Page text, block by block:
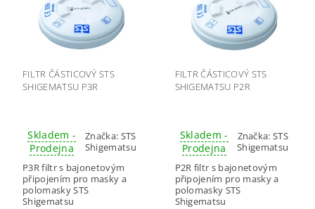
FILTR ČÁSTICOVÝ STS
SHIGEMATSU P3R
Skladem -
Prodejna
Značka: STS
Shigematsu
P3R filtr s bajonetovým
připojením pro masky a
polomasky STS
Shigematsu
FILTR ČÁSTICOVÝ STS
SHIGEMATSU P2R
Skladem -
Prodejna
Značka:STS
Shigematsu
P2R filtr s bajonetovým
připojením pro masky a
polomasky STS
Shigematsu